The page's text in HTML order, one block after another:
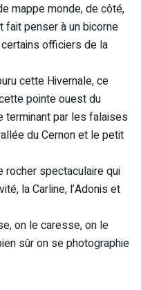
mappe monde, de côté,
penser à un bicorne
officiers de la
cette Hivernale, ce
pointe ouest du
terminant par les falaises
du Cernon et le petit
rocher spectaculaire qui
la Carline, l’Adonis et
on le caresse, on le
sûr on se photographie